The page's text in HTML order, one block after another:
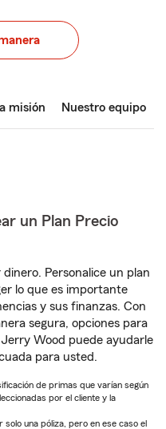
misión Nuestro equipo
un Plan Precio
Personalice un plan
lo que es importante
y sus finanzas. Con
segura, opciones para
Wood puede ayudarle
para usted.
de primas que varían según
por el cliente y la
una póliza, pero en ese caso el